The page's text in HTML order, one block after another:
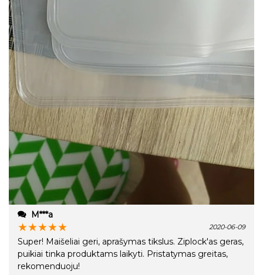
M***a
★★★★★ 2020-06-09
Super! Maišeliai geri, aprašymas tikslus. Ziplock'as geras,
puikiai tinka produktams laikyti. Pristatymas greitas,
rekomenduoju!